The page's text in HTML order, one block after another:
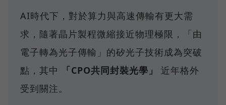
AI時代下，對於算力與高速傳輸有更大需
求，隨著晶片製程微縮接近物理極限，「由
電子轉為光子傳輸」的矽光子技術成為突破
點，其中
「CPO共同封裝光學」
近年格外
受到關注。